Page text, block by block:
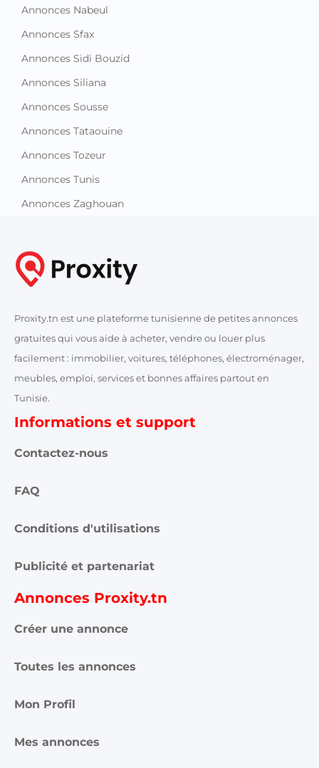
Annonces Nabeul
Annonces Sfax
Annonces Sidi Bouzid
Annonces Siliana
Annonces Sousse
Annonces Tataouine
Annonces Tozeur
Annonces Tunis
Annonces Zaghouan
Proxity.tn est une plateforme tunisienne de petites annonces
gratuites qui vous aide à acheter, vendre ou louer plus
facilement : immobilier, voitures, téléphones, électroménager,
meubles, emploi, services et bonnes affaires partout en
Tunisie.
Informations et support
Contactez-nous
FAQ
Conditions d'utilisations
Publicité et partenariat
Annonces Proxity.tn
Créer une annonce
Toutes les annonces
Mon Profil
Mes annonces